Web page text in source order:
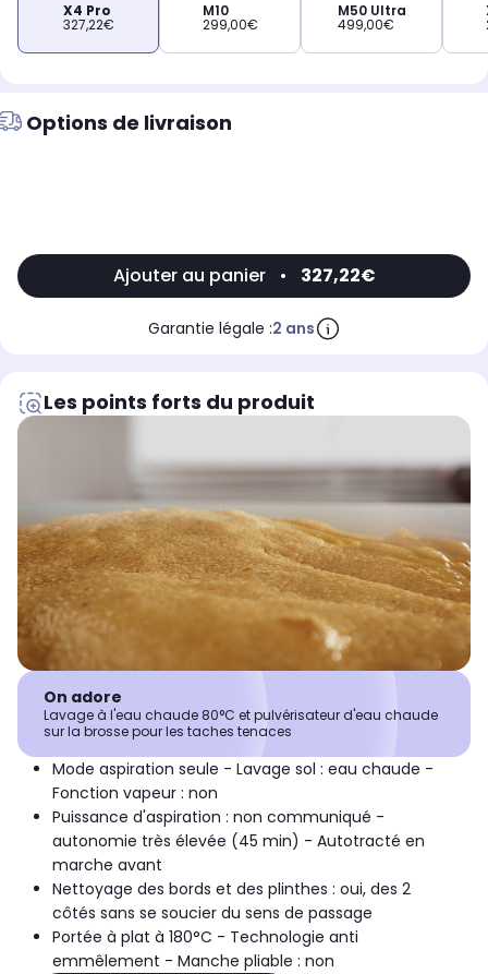
X4 Pro
327,22€
M10
299,00€
M50 Ultra
499,00€
Options de livraison
Ajouter au panier • 327,22€
Garantie légale :2 ans
Les points forts du produit
On adore
Lavage à l'eau chaude 80°C et pulvérisateur d'eau chaude
sur la brosse pour les taches tenaces
Mode aspiration seule - Lavage sol : eau chaude -
Fonction vapeur : non
Puissance d'aspiration : non communiqué -
autonomie très élevée (45 min) - Autotracté en
marche avant
Nettoyage des bords et des plinthes : oui, des 2
côtés sans se soucier du sens de passage
Portée à plat à 180°C - Technologie anti
emmêlement - Manche pliable : non